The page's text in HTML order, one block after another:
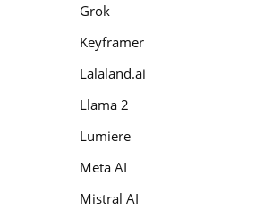
Grok
Keyframer
Lalaland.ai
Llama 2
Lumiere
Meta AI
Mistral AI